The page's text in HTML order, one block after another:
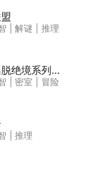
解谜
推理
密室逃脱绝境系列3画仙奇缘
密室
冒险
脱
推理
游